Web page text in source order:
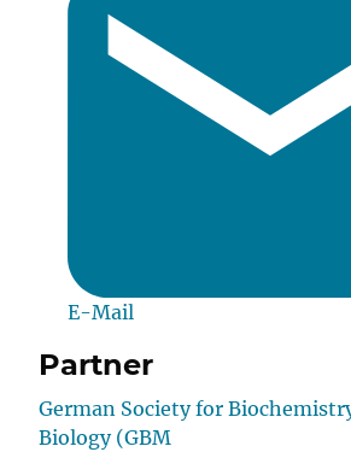
Mail:
E-Mail
Partner
German Society for
Biology (GBM